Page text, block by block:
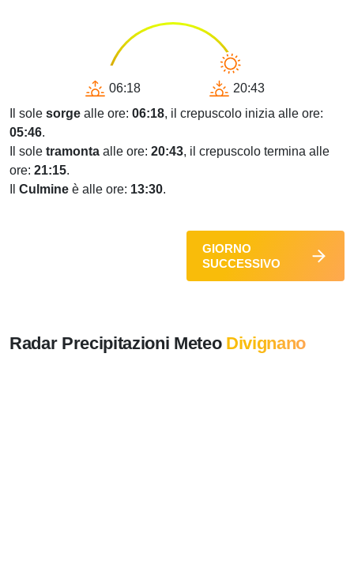
06:18
20:43
Il sole sorge alle ore: 06:18, il crepuscolo inizia alle ore:
05:46.
Il sole tramonta alle ore: 20:43, il crepuscolo termina alle
ore: 21:15.
Culmine è alle ore: 13:30.
GIORNO
SUCCESSIVO
Radar Precipitazioni Meteo Divignano